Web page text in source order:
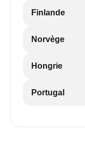
Finlande
Norvège
Hongrie
Portugal